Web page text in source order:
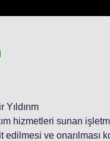
hizmetleri sunan
edilmesi ve onarılması